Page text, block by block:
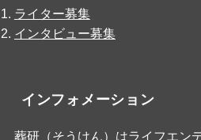
ライター募集
インタビュー募集
インフォメーション
葬研（そうけん）はライフエン